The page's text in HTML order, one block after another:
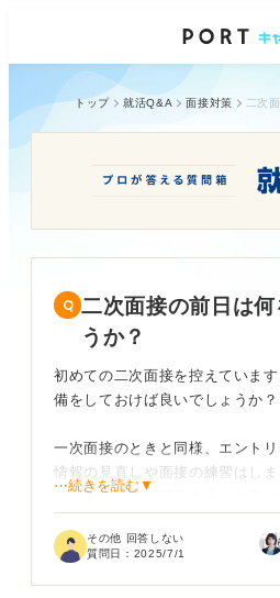
トップ 就活Q&A 面接対策
二次面接の前日は何
うか？
初めての二次面接を控えていま
備をしておけば良いでしょうか？
一次面接のときと同様、エント
情報の見直しや面接の練習はし
ると、より深い部分を見られる
⋯続きを読む▼
その他 回答しない
質問日： 2025/7/1